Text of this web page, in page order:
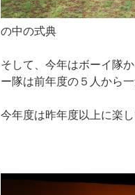
の中の式典
そして、今年はボーイ隊
ー隊は前年度の５人から
今年度は昨年度以上に楽